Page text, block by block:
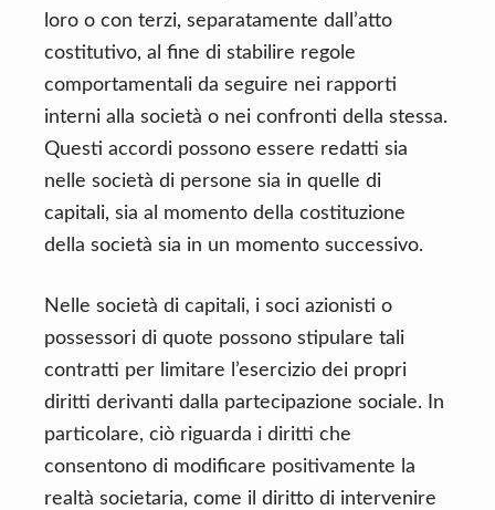
loro o con terzi, separatamente dall’atto
costitutivo, al fine di stabilire regole
comportamentali da seguire nei rapporti
interni alla società o nei confronti della stessa.
Questi accordi possono essere redatti sia
nelle società di persone sia in quelle di
capitali, sia al momento della costituzione
della società sia in un momento successivo.
Nelle società di capitali, i soci azionisti o
possessori di quote possono stipulare tali
contratti per limitare l’esercizio dei propri
diritti derivanti dalla partecipazione sociale. In
particolare, ciò riguarda i diritti che
consentono di modificare positivamente la
realtà societaria, come il diritto di intervenire